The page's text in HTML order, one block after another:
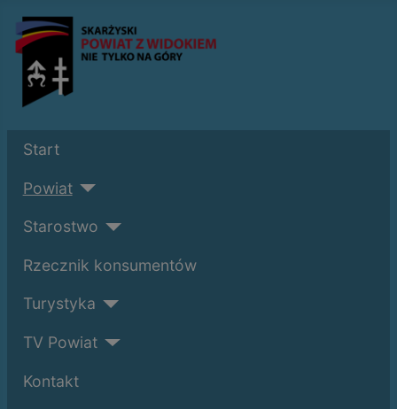
Start
Powiat
Starostwo
Rzecznik konsumentów
Turystyka
TV Powiat
Kontakt